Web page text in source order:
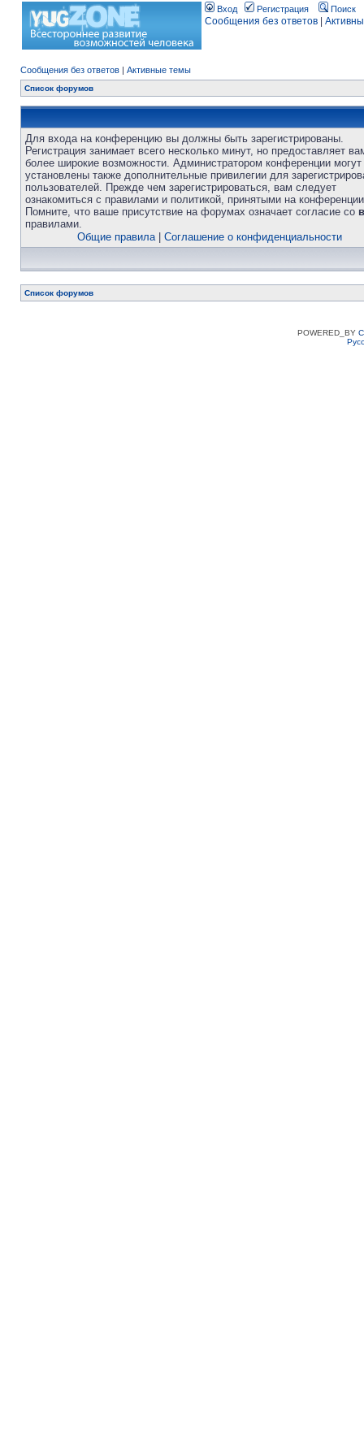
Вход Регистрация Поиск
Сообщения без ответов
Сообщения без ответов | Активные темы
Список форумов
Для входа на конференцию вы должны быть зарегистрированы.
Регистрация занимает всего несколько минут, но предоставляет
более широкие возможности. Администратором конференции
установлены также дополнительные привилегии для
пользователей. Прежде чем зарегистрироваться, вам следует
ознакомиться с правилами и политикой, принятыми на
Помните, что ваше присутствие на форумах означает согласие со
правилами.
Общие правила| Соглашение о конфиденциальности
Список форумов
POWERED_BY